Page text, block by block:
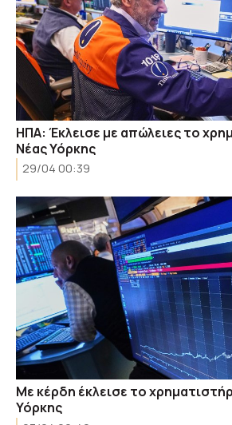
ΗΠΑ: Έκλεισε με απώλειες το
Νέας Υόρκης
29/04 00:39
Με κέρδη έκλεισε το
Υόρκης